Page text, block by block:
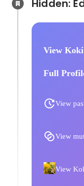
View
Full
View
View
View